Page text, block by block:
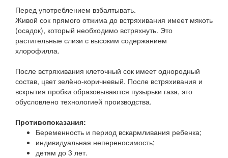
Перед употреблением взбалтывать.
Живой сок прямого отжима до встряхивания имеет мякоть
(осадок), который необходимо встряхнуть. Это
растительные слизи с высоким содержанием
хлорофилла.
После встряхивания клеточный сок имеет однородный
состав, цвет зелёно-коричневый. После встряхивания и
вскрытия пробки образовываются пузырьки газа, это
обусловлено технологией производства.
Противопоказания:
Беременность и период вскармливания ребенка;
индивидуальная непереносимость;
детям до 3 лет.